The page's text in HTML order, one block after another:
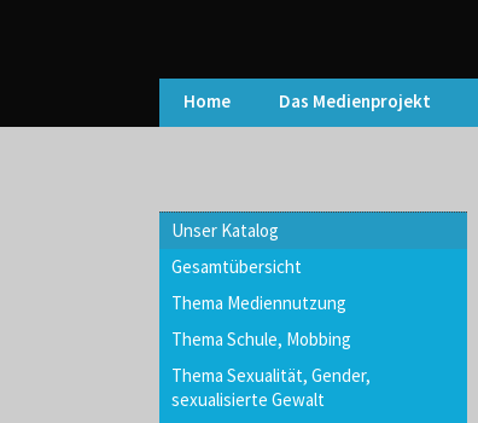
Home Das Medienprojekt
Unser Katalog
Gesamtübersicht
Thema Mediennutzung
Thema Schule, Mobbing
Thema Sexualität, Gender,
sexualisierte Gewalt